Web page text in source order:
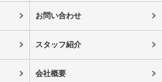
お問い合わせ
スタッフ紹介
会社概要